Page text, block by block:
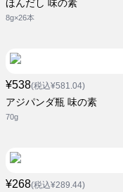
ほんだし 味の素
8g×26本
¥538(税込¥581.04)
アジパンダ瓶 味の素
70g
¥268(税込¥289.44)